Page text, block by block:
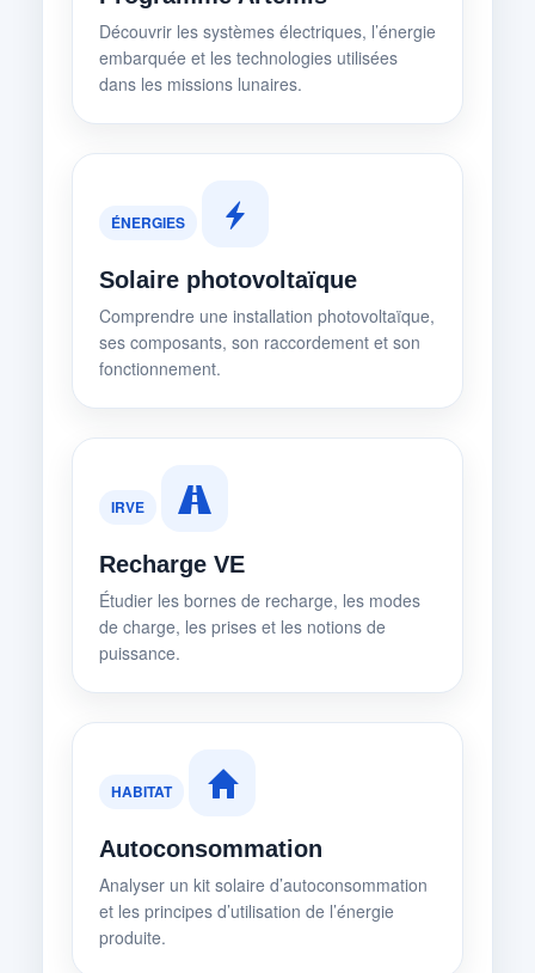
Découvrir les systèmes électriques, l’énergie
embarquée et les technologies utilisées
dans les missions lunaires.
ÉNERGIES
Solaire photovoltaïque
Comprendre une installation photovoltaïque,
ses composants, son raccordement et son
fonctionnement.
IRVE
Recharge VE
Étudier les bornes de recharge, les modes
de charge, les prises et les notions de
puissance.
HABITAT
Autoconsommation
Analyser un kit solaire d’autoconsommation
et les principes d’utilisation de l’énergie
produite.